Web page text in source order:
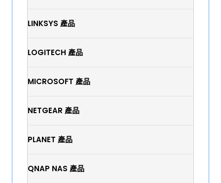
LINKSYS 產品
LOGITECH 產品
MICROSOFT 產品
NETGEAR 產品
PLANET 產品
QNAP NAS 產品